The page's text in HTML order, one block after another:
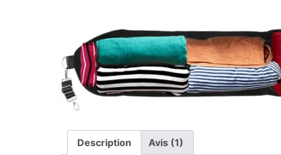
Description Avis (1)